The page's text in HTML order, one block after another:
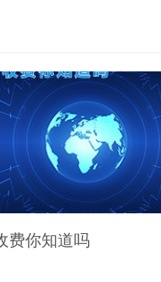
费你知道吗